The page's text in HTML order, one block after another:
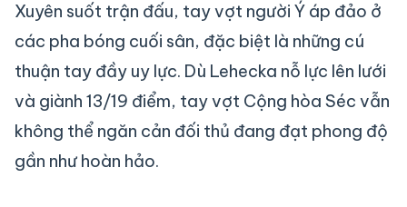
Xuyên suốt trận đấu, tay vợt người Ý áp đảo ở
các pha bóng cuối sân, đặc biệt là những cú
thuận tay đầy uy lực. Dù Lehecka nỗ lực lên lưới
và giành 13/19 điểm, tay vợt Cộng hòa Séc vẫn
không thể ngăn cản đối thủ đang đạt phong độ
gần như hoàn hảo.